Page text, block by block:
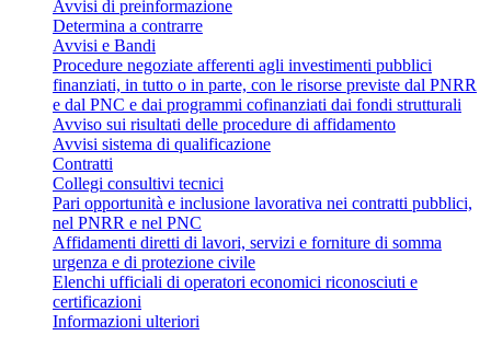
Avvisi di preinformazione
Determina a contrarre
Avvisi e Bandi
Procedure negoziate afferenti agli investimenti pubblici
finanziati, in tutto o in parte, con le risorse previste dal PNRR
e dal PNC e dai programmi cofinanziati dai fondi strutturali
Avviso sui risultati delle procedure di affidamento
Avvisi sistema di qualificazione
Contratti
Collegi consultivi tecnici
Pari opportunità e inclusione lavorativa nei contratti pubblici,
nel PNRR e nel PNC
Affidamenti diretti di lavori, servizi e forniture di somma
urgenza e di protezione civile
Elenchi ufficiali di operatori economici riconosciuti e
certificazioni
Informazioni ulteriori